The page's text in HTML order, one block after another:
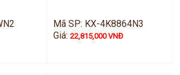
Mã SP: KX-4K8864N3
Giá: 22,815,000 VNĐ